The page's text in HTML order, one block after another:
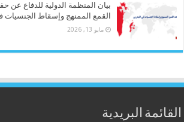
بيان المنظمة الدولية للدفاع عن
القمع الممنهج وإسقاط الجنسيات
مايو 13, 2026
القائمة البريدية